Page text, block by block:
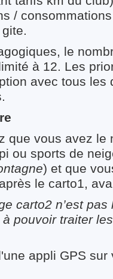
/
le
à 12. Les
avec tous les
que vous avez le
ou sports de
) et que
le carto1,
carto2 n’est pas
pouvoir traiter
appli GPS